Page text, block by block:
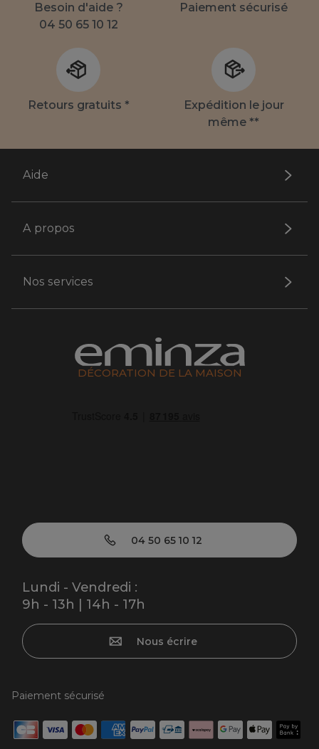
Besoin d'aide ?
04 50 65 10 12
Paiement sécurisé
Retours gratuits *
Expédition le jour
même **
Aide
A propos
Nos services
DÉCORATION DE LA MAISON
04 50 65 10 12
Lundi - Vendredi :
9h - 13h | 14h - 17h
Nous écrire
Paiement sécurisé